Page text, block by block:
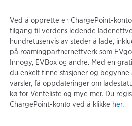
Ved å opprette en ChargePoint-
tilgang til verdens ledende
hundretusenvis av steder å lade,
på roamingpartnernettverk som
Innogy, EVBox og andre. Med en
du enkelt finne stasjoner og
varsler, få oppdateringer om
kø for Venteliste og mye mer. Du
ChargePoint-konto ved å klikke her.